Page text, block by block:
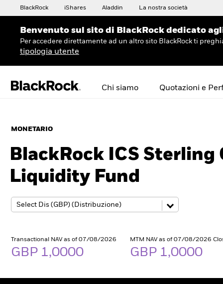
BlackRock iShares Aladdin La nostra società
Benvenuto sul sito di BlackRock dedicato
Per accedere direttamente ad un altro sito BlackRock ti
tipologia utente
Chi siamo Quotazioni e
MONETARIO
BlackRock ICS
Liquidity Fund
Transactional NAV as of 07/08/2026
GBP 1,0000
MTM NAV as of 07/08/2026
GBP 1,0000